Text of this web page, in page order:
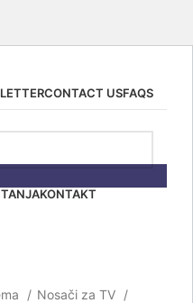
CONTACT USFAQS
KONTAKT
Nosači za TV